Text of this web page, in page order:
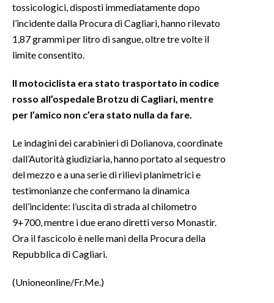
ABBONATI
ANNUNCI
NECROLOGI
STORE
tossicologici, disposti immediatamente dopo
l’incidente dalla Procura di Cagliari, hanno rilevato
1,87 grammi per litro di sangue, oltre tre volte il
limite consentito.
Il motociclista era stato trasportato in codice
rosso all’ospedale Brotzu di Cagliari, mentre
per l’amico non c’era stato nulla da fare.
Le indagini dei carabinieri di Dolianova, coordinate
dall’Autorità giudiziaria, hanno portato al sequestro
del mezzo e a una serie di rilievi planimetrici e
testimonianze che confermano la dinamica
dell’incidente: l’uscita di strada al chilometro
9+700, mentre i due erano diretti verso Monastir.
Ora il fascicolo è nelle mani della Procura della
Repubblica di Cagliari.
(Unioneonline/Fr.Me.)